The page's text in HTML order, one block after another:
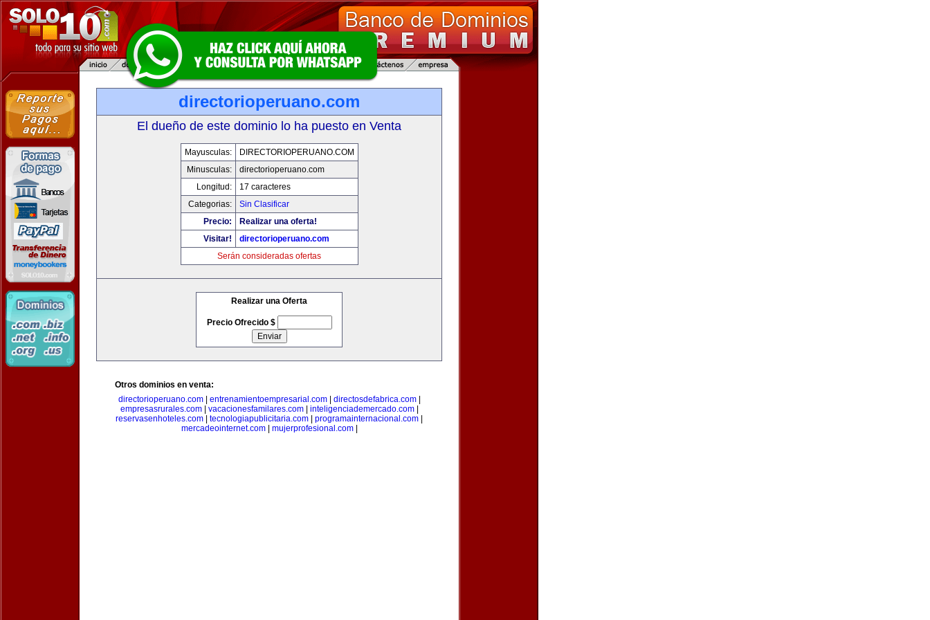
directorioperuano.com
El dueño de este dominio lo ha puesto en Venta
Mayusculas:
DIRECTORIOPERUANO.COM
Minusculas:
directorioperuano.com
Longitud:
17 caracteres
Categorias:
Sin Clasificar
Precio:
Realizar una oferta!
Visitar!
directorioperuano.com
Serán consideradas ofertas
Realizar una Oferta
Precio Ofrecido $
Otros dominios en venta:
directorioperuano.com| entrenamientoempresarial.com| directosdefabrica.com|
empresasrurales.com| vacacionesfamilares.com| inteligenciademercado.com|
reservasenhoteles.com
tecnologiapublicitaria.com programainternacional.com
mercadeointernet.com| mujerprofesional.com|